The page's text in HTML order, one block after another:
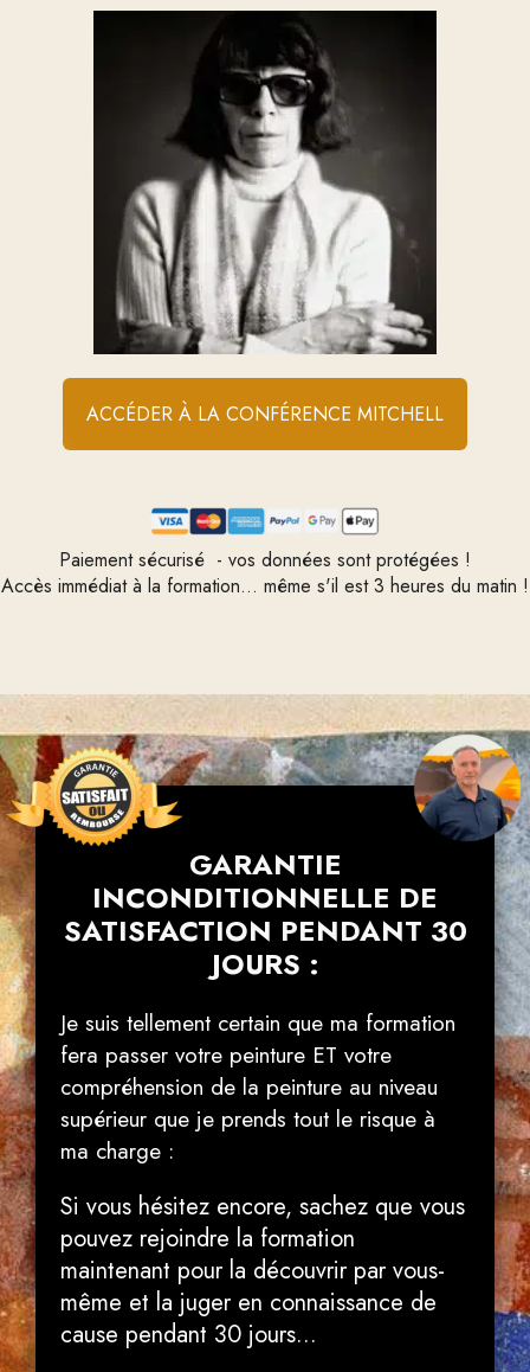
ACCÉDER À LA CONFÉRENCE MITCHELL
Paiement sécurisé - vos données sont protégées !
Accès immédiat à la formation... même s'il est 3 heures du matin !
GARANTIE
INCONDITIONNELLE DE
SATISFACTION PENDANT 30
JOURS :
Je suis tellement certain que ma formation
fera passer votre peinture ET votre
compréhension de la peinture au niveau
supérieur que je prends tout le risque à
ma charge :
Si vous hésitez encore, sachez que vous
pouvez rejoindre la formation
maintenant pour la découvrir par vous-
même et la juger en connaissance de
cause pendant 30 jours...